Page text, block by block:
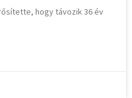
hogy távozik 36 év